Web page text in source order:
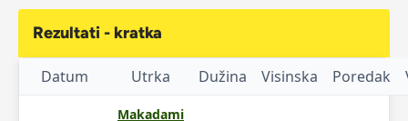
Rezultati - kratka
Datum Utrka Dužina Visinska Poredak
Makadami